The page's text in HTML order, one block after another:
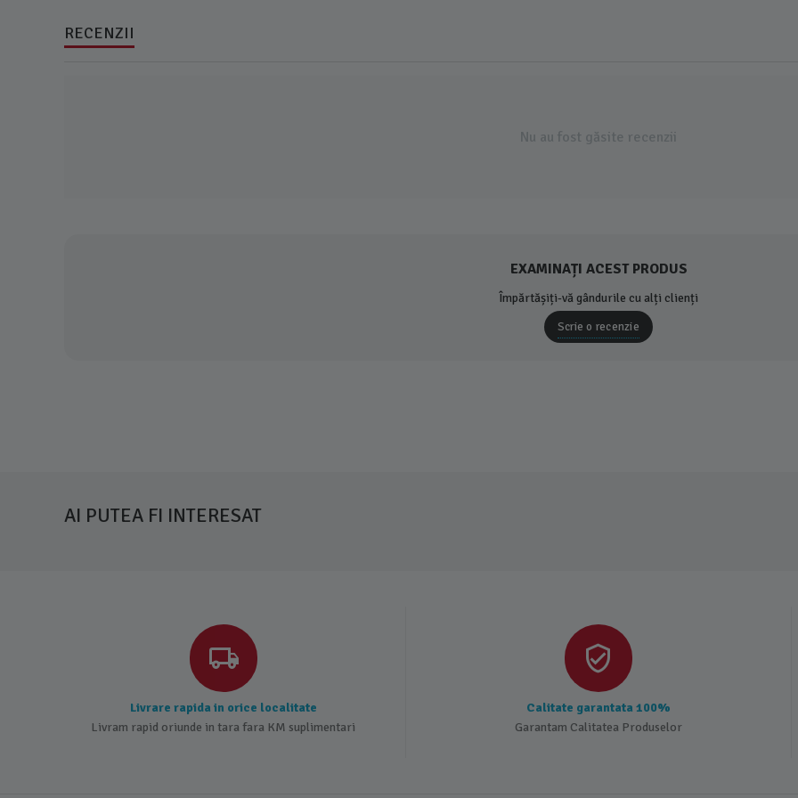
RECENZII
Nu au fost găsite recenzii
EXAMINAȚI ACEST PRODUS
Împărtășiți-vă gândurile cu alți clienți
Scrie o recenzie
AI PUTEA FI INTERESAT
Livrare rapida in orice localitate
Livram rapid oriunde in tara fara KM suplimentari
Calitate garantata 100%
Garantam Calitatea Produselor